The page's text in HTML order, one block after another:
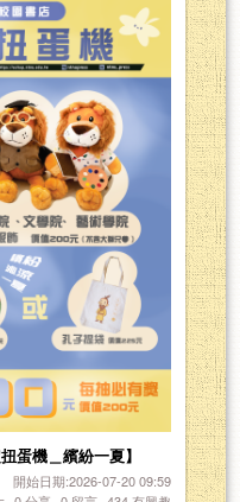
蛋機＿繽紛一夏】
開始日期:2026-07-20 09:59